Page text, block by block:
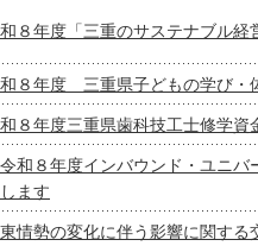
８年度「三重のサステナブル
８年度 三重県子どもの学び・
８年度三重県歯科技工士修学資
和８年度インバウンド・ユニ
ます
情勢の変化に伴う影響に関する